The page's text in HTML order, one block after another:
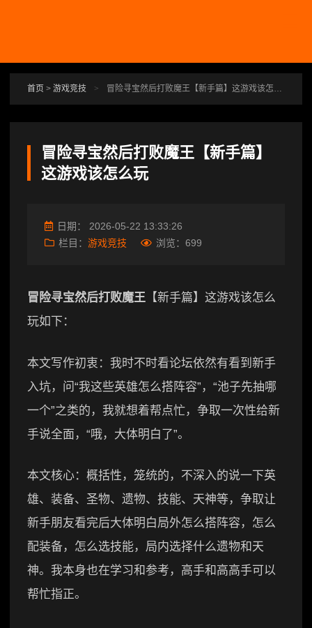
首页 > 游戏竞技 > 冒险寻宝然后打败魔王【新手篇】这游戏该怎么玩
冒险寻宝然后打败魔王【新手篇】
这游戏该怎么玩
日期： 2026-05-22 13:33:26
栏目： 游戏竞技 浏览： 699
冒险寻宝然后打败魔王 【新手篇】这游戏该怎么
玩如下：
本文写作初衷：我时不时看论坛依然有看到新手
入坑，问“我这些英雄怎么搭阵容”，“池子先抽哪
一个”之类的，我就想着帮点忙，争取一次性给新
手说全面，“哦，大体明白了”。
本文核心：概括性，笼统的，不深入的说一下英
雄、装备、圣物、遗物、技能、天神等，争取让
新手朋友看完后大体明白局外怎么搭阵容，怎么
配装备，怎么选技能，局内选择什么遗物和天
神。我本身也在学习和参考，高手和高高手可以
帮忙指正。